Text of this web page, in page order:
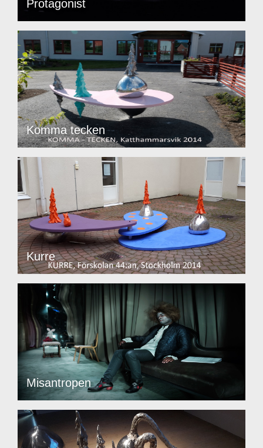
Protagonist
Komma tecken
Kurre
Misantropen